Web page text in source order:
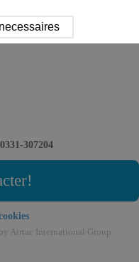
307204
Airtac International Group